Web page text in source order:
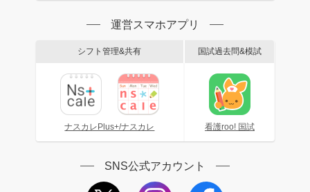
運営スマホアプリ
シフト管理&共有
ナスカレPlus+/ナスカレ
国試過去問&模試
看護roo! 国試
SNS公式アカウント